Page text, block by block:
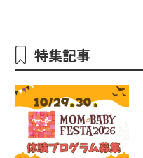
特集記事